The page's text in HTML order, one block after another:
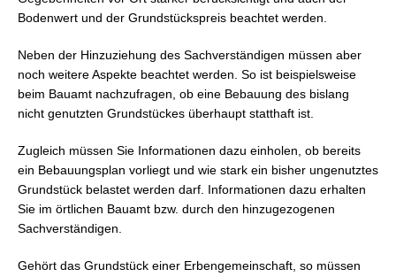
Bodenwert und der Grundstückspreis beachtet werden.
Neben der Hinzuziehung des Sachverständigen müssen aber
noch weitere Aspekte beachtet werden. So ist beispielsweise
beim Bauamt nachzufragen, ob eine Bebauung des bislang
nicht genutzten Grundstückes überhaupt statthaft ist.
Zugleich müssen Sie Informationen dazu einholen, ob bereits
ein Bebauungsplan vorliegt und wie stark ein bisher ungenutztes
Grundstück belastet werden darf. Informationen dazu erhalten
Sie im örtlichen Bauamt bzw. durch den hinzugezogenen
Sachverständigen.
Gehört das Grundstück einer Erbengemeinschaft, so müssen